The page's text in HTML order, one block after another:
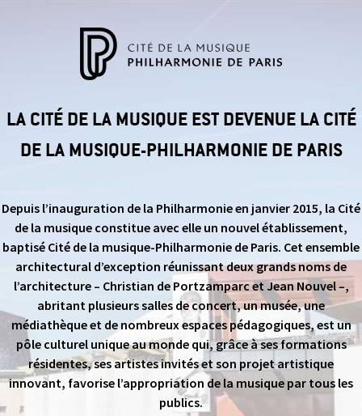
LA CITÉ DE LA MUSIQUE EST DEVENUE LA CITÉ
DE LA MUSIQUE-PHILHARMONIE DE PARIS
Depuis l’inauguration de la Philharmonie en janvier 2015, la Cité
de la musique constitue avec elle un nouvel établissement,
baptisé Cité de la musique-Philharmonie de Paris. Cet ensemble
architectural d’exception réunissant deux grands noms de
l’architecture – Christian de Portzamparc et Jean Nouvel –,
abritant plusieurs salles de concert, un musée, une
médiathèque et de nombreux espaces pédagogiques, est un
pôle culturel unique au monde qui, grâce à ses formations
résidentes, ses artistes invités et son projet artistique
innovant, favorise l’appropriation de la musique par tous les
publics.